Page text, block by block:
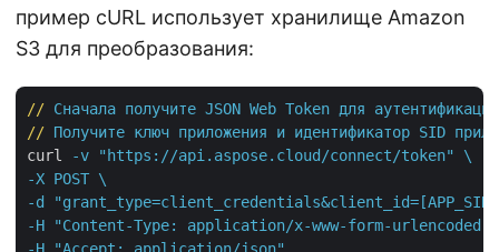
пример cURL использует хранилище Amazon
S3 для преобразования:
// Сначала получите JSON Web Token для аутентификации
// Получите ключ приложения и идентификатор SID
curl
-v "https://api.aspose.cloud/connect/token" \
-X POST \
-d
-H "Content-Type: application/x-www-form-